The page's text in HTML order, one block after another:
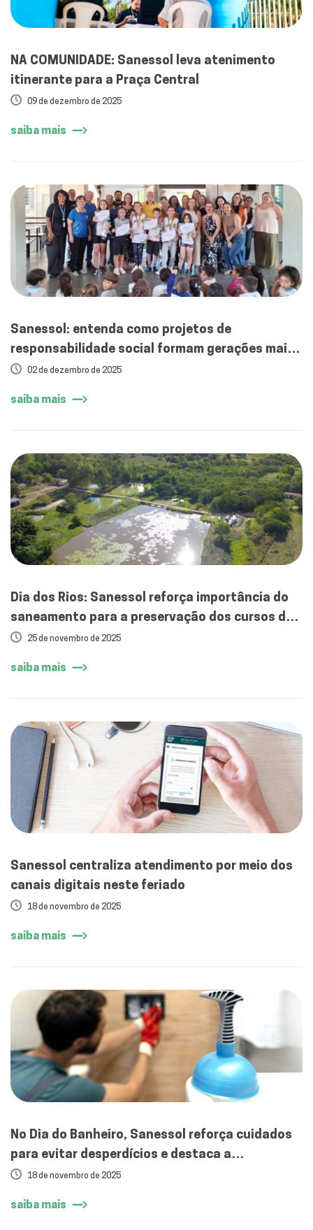
NA COMUNIDADE: Sanessol leva atenimento
itinerante para a Praça Central
09 de dezembro de 2025
saiba mais
Sanessol: entenda como projetos de
responsabilidade social formam gerações mais
conscientes em Mirassol
02 de dezembro de 2025
saiba mais
Dia dos Rios: Sanessol reforça importância do
saneamento para a preservação dos cursos d
´água
25 de novembro de 2025
saiba mais
Sanessol centraliza atendimento por meio dos
canais digitais neste feriado
18 de novembro de 2025
saiba mais
No Dia do Banheiro, Sanessol reforça cuidados
para evitar desperdícios e destaca a
importância de comunicar vazamentos internos
18 de novembro de 2025
saiba mais